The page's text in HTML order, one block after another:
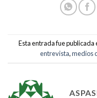
Esta entrada fue publicada
entrevista,medios